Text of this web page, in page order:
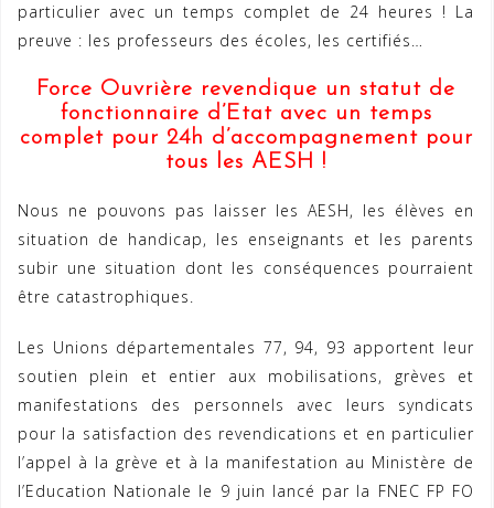
particulier avec un temps complet de 24 heures ! La
preuve : les professeurs des écoles, les certifiés…
Force Ouvrière revendique un statut de
fonctionnaire d’Etat avec un temps
complet pour 24h d’accompagnement pour
tous les AESH !
Nous ne pouvons pas laisser les AESH, les élèves en
situation de handicap, les enseignants et les parents
subir une situation dont les conséquences pourraient
être catastrophiques.
Les Unions départementales 77, 94, 93 apportent leur
soutien plein et entier aux mobilisations, grèves et
manifestations des personnels avec leurs syndicats
pour la satisfaction des revendications et en particulier
l’appel à la grève et à la manifestation au Ministère de
l’Education Nationale le 9 juin lancé par la FNEC FP FO